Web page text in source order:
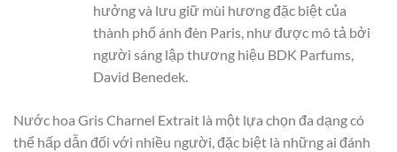
hưởng và lưu giữ mùi hương đặc biệt của
thành phố ánh đèn Paris, như được mô tả bởi
người sáng lập thương hiệu BDK Parfums,
David Benedek.
Nước hoa Gris Charnel Extrait là một lựa chọn đa dạng có
thể hấp dẫn đối với nhiều người, đặc biệt là những ai đánh